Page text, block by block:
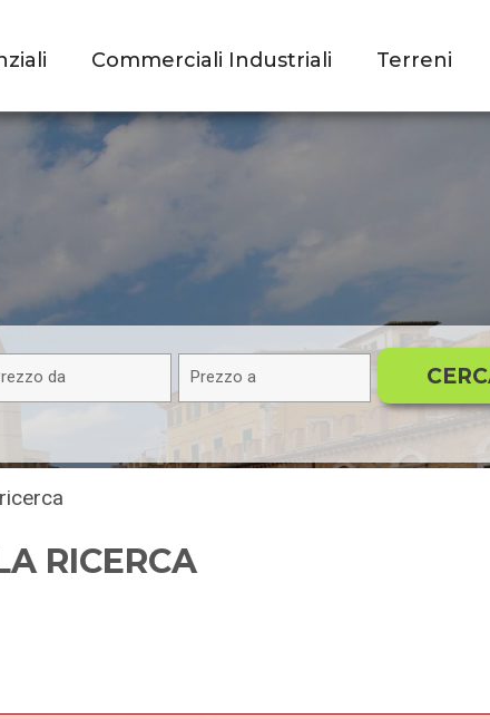
Commerciali Industriali Terreni
RICERCA